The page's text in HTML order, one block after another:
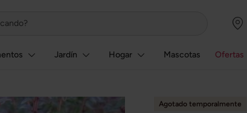
Jardín Hogar Mascotas Ofertas
Agotado temporalmente